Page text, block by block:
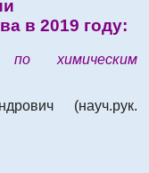
в 2019 году:
химическим
(науч.рук.